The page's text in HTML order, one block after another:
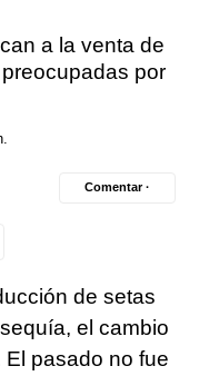
a la venta de
por
Comentar ·
de setas
el cambio
pasado no fue